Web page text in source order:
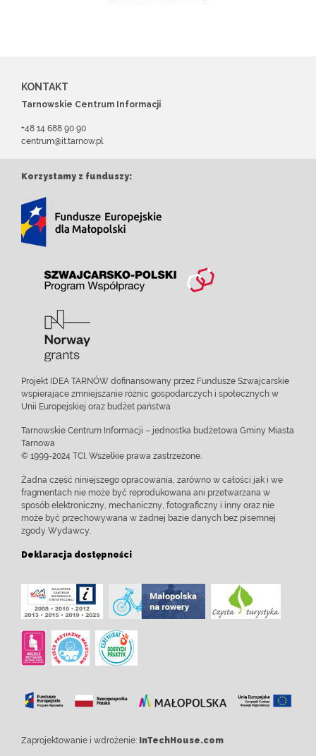
KONTAKT
Tarnowskie Centrum Informacji
+48 14 688 90 90
centrum@it.tarnow.pl
Korzystamy z funduszy:
Projekt IDEA TARNÓW dofinansowany przez Fundusze Szwajcarskie
wspierające zmniejszanie różnic gospodarczych i społecznych w
Unii Europejskiej oraz budżet państwa
Tarnowskie Centrum Informacji – jednostka budżetowa Gminy Miasta
Tarnowa
© 1999-2024 TCI. Wszelkie prawa zastrzeżone.
Żadna część niniejszego opracowania, zarówno w całości jak i we
fragmentach nie może być reprodukowana ani przetwarzana w
sposób elektroniczny, mechaniczny, fotograficzny i inny oraz nie
może być przechowywana w żadnej bazie danych bez pisemnej
zgody Wydawcy.
Deklaracja dostępności
Zaprojektowanie i wdrożenie: InTechHouse.com